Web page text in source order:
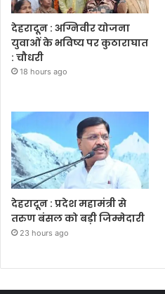
देहरादून : अग्निवीर योजना
युवाओं के भविष्य पर कुठाराघात
: चौधरी
18 hours ago
देहरादून : प्रदेश महामंत्री से
तरुण बंसल को बड़ी जिम्मेदारी
23 hours ago